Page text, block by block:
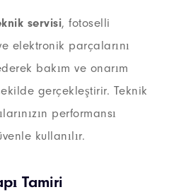
servisi, fotoselli
elektronik parçalarını
bakım ve onarım
gerçekleştirir. Teknik
performansı
kullanılır.
Tamiri